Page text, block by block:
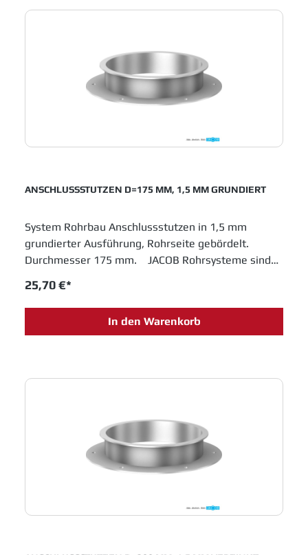
Laufrohre einsetzen.
ANSCHLUSSSTUTZEN D=175 MM, 1,5 MM GRUNDIERT
System Rohrbau Anschlussstutzen in 1,5 mm
grundierter Ausführung, Rohrseite gebördelt.
Durchmesser 175 mm. JACOB Rohrsysteme sind
Lösungen für das Schüttguthandling sowie
Entstaubungs- und Abluftanlagen. Einfache
Montage und innovative Entwicklungen sichern
Laufrohre einsetzen.
25,70 €*
In den Warenkorb